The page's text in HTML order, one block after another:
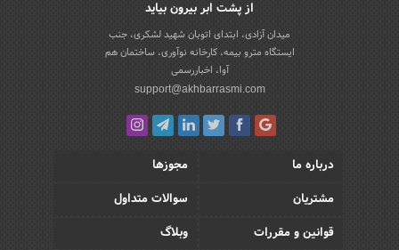
از پشت ابر بیرون بیاید
میدان آزادی، ابتدای اتوبان شهید لشکری، جنب
ایستگاه مترو بیمه، کارخانه نوآوری، ساختمان هم
آوا، اخباررسمی
support@akhbarrasmi.com
درباره ما
مجوزها
مشتریان
سوالات متداول
قوانین و مقررات
وبلاگ